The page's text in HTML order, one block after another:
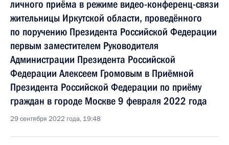
личного приёма в режиме видео-конференц-связи
жительницы Иркутской области, проведённого
по поручению Президента Российской Федерации
первым заместителем Руководителя
Администрации Президента Российской
Федерации Алексеем Громовым в Приёмной
Президента Российской Федерации по приёму
граждан в городе Москве 9 февраля 2022 года
29 сентября 2022 года, 19:48